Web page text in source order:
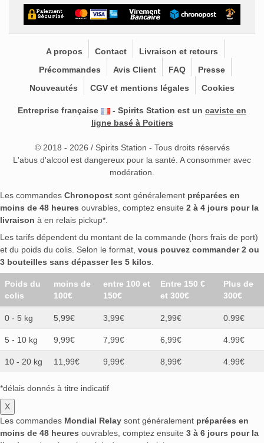
A propos Contact
Livraison et retours
Précommandes
Avis Client FAQ
Presse
Nouveautés
CGV et mentions légales Cookies
Entreprise française - Spirits Station est un caviste en
ligne basé à Poitiers
© 2018 - 2026 / Spirits Station - Tous droits réservés
L'abus d'alcool est dangereux pour la santé. A consommer avec
modération.
Les commandes Chronopost sont généralement préparées en
moins de 48 heures ouvrables, comptez ensuite 2 à 4 jours pour la
livraison à en relais pickup*.
Les tarifs dépendent du montant de la commande (hors frais de port)
et du poids du colis. Selon le format, vous pouvez commander 2 ou
3 bouteilles sans dépasser les 5 kilos.
Poids du
colis
moins de
100€
entre 100 et
150€
Entre 150 €
et 300€
Plus de
300€
0 - 5 kg 5,99€ 3,99€ 2,99€ 0.99€
5 - 10 kg 9,99€ 7,99€ 6,99€ 4.99€
10 - 20 kg 11,99€ 9,99€ 8,99€ 4.99€
*délais donnés à titre indicatif
X
Les commandes Mondial Relay sont généralement préparées en
moins de 48 heures ouvrables, comptez ensuite 3 à 6 jours pour la